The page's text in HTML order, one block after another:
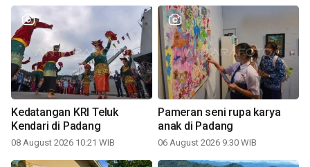
Kedatangan KRI Teluk
Kendari di Padang
08 August 2026 10:21 WIB
Pameran seni rupa karya
anak di Padang
06 August 2026 9:30 WIB